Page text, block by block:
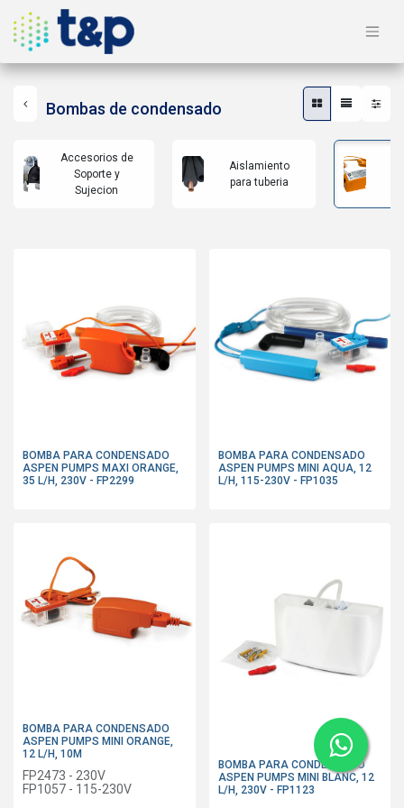
Bombas de condensado
Accesorios de
Soporte y
Sujecion
Aislamiento
para tuberia
BOMBA PARA CONDENSADO
ASPEN PUMPS MAXI ORANGE,
35 L/H, 230V - FP2299
BOMBA PARA CONDENSADO
ASPEN PUMPS MINI AQUA, 12
L/H, 115-230V - FP1035
BOMBA PARA CONDENSADO
ASPEN PUMPS MINI ORANGE,
12 L/H, 10M
FP2473 - 230V
FP1057 - 115-230V
BOMBA PARA CONDENSADO
ASPEN PUMPS MINI BLANC, 12
L/H, 230V - FP1123